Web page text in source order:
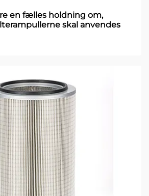
en fælles holdning om,
skal anvendes